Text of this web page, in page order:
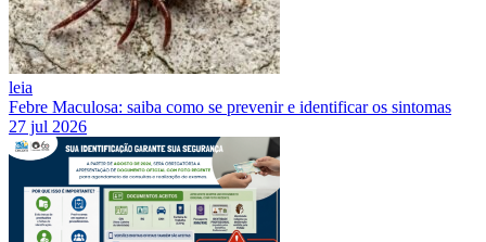
leia
Febre Maculosa: saiba como se prevenir e identificar os sintomas
27 jul 2026